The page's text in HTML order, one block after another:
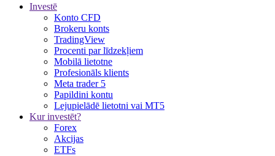
Investē
Konto CFD
Brokeru konts
TradingView
Procenti par līdzekļiem
Mobilā lietotne
Profesionāls klients
Meta trader 5
Papildini kontu
Lejupielādē lietotni vai MT5
Kur investēt?
Forex
Akcijas
ETFs